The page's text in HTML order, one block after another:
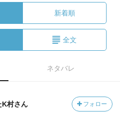
新着順
全文
ネタバレ
K村さん フォロー